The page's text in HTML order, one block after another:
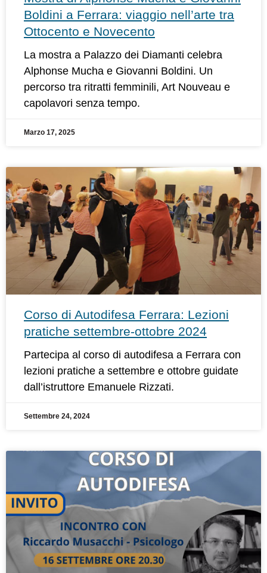
Boldini a Ferrara: viaggio nell’arte tra
Ottocento e Novecento
La mostra a Palazzo dei Diamanti celebra
Alphonse Mucha e Giovanni Boldini. Un
percorso tra ritratti femminili, Art Nouveau e
capolavori senza tempo.
Marzo 17, 2025
Corso di Autodifesa Ferrara: Lezioni
pratiche settembre-ottobre 2024
Partecipa al corso di autodifesa a Ferrara con
lezioni pratiche a settembre e ottobre guidate
dall’istruttore Emanuele Rizzati.
Settembre 24, 2024